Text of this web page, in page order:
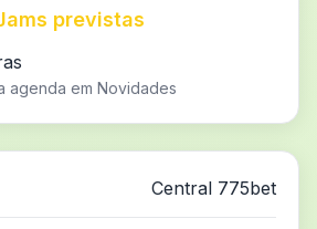
previstas
agenda em Novidades
Central 775bet